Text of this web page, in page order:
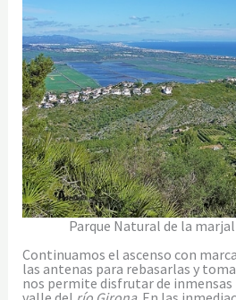
Parque Natural de la
Continuamos el ascenso con
las antenas para rebasarlas y
nos permite disfrutar de inmensas